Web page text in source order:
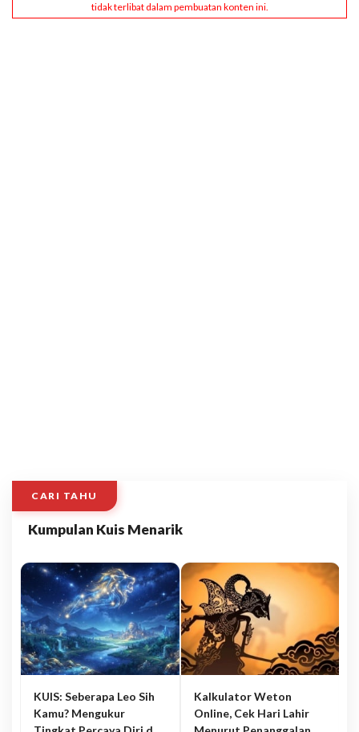
CARI TAHU
Kumpulan Kuis Menarik
KUIS: Seberapa Leo Sih
Kamu? Mengukur
Kalkulator Weton
Online, Cek Hari Lahir